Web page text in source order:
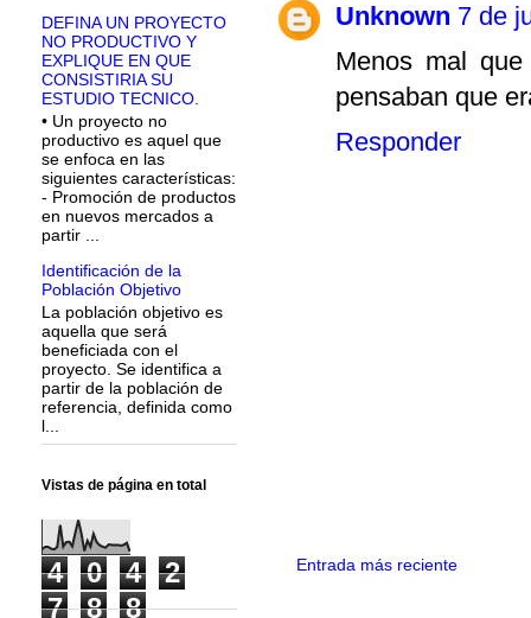
Unknown 7 de
Menos mal
pensaban que
Responder
Entrada más reciente
DEFINA UN PROYECTO
NO PRODUCTIVO Y
EXPLIQUE EN QUE
CONSISTIRIA SU
ESTUDIO TECNICO.
• Un proyecto no
productivo es aquel que
se enfoca en las
siguientes características:
- Promoción de productos
en nuevos mercados a
partir ...
Identificación de la
Población Objetivo
La población objetivo es
aquella que será
beneficiada con el
proyecto. Se identifica a
partir de la población de
referencia, definida como
l...
Vistas de página en total
4 0 4
2
7
8 8